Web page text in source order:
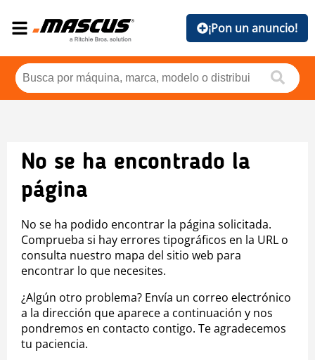
¡Pon un anuncio!
No se ha encontrado la
página
No se ha podido encontrar la página solicitada.
Comprueba si hay errores tipográficos en la URL o
consulta nuestro mapa del sitio web para
encontrar lo que necesites.
¿Algún otro problema? Envía un correo electrónico
a la dirección que aparece a continuación y nos
pondremos en contacto contigo. Te agradecemos
tu paciencia.